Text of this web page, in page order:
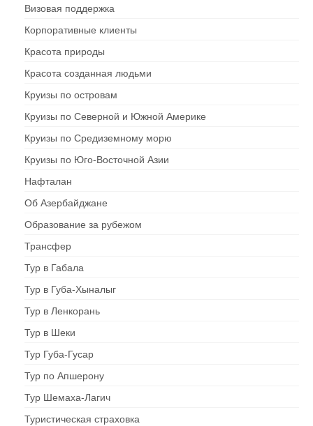
Визовая поддержка
Корпоративные клиенты
Красота природы
Красота созданная людьми
Круизы по островам
Круизы по Северной и Южной Америке
Круизы по Средиземному морю
Круизы по Юго-Восточной Азии
Нафталан
Об Азербайджане
Образование за рубежом
Трансфер
Тур в Габала
Тур в Губа-Хыналыг
Тур в Ленкорань
Тур в Шеки
Тур Губа-Гусар
Тур по Апшерону
Тур Шемаха-Лагич
Туристическая страховка